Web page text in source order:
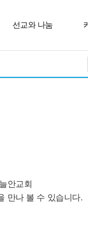
선교와 나눔
안교회
만나 볼 수 있습니다.